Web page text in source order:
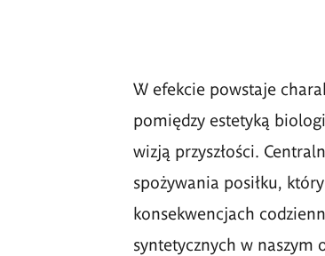
W efekcie powstaje
pomiędzy estetyką
wizją przyszłości.
spożywania posiłku,
konsekwencjach
syntetycznych w naszym